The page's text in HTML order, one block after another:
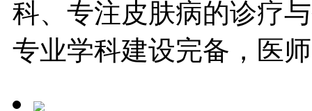
科、专注皮肤病的诊疗
专业学科建设完备，医